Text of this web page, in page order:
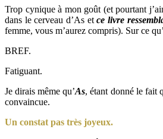
Trop cynique à mon goût (et pourtant
dans le cerveau d’As etce livre
femme, vous m’aurez compris). Sur ce
BREF.
Fatiguant.
Je dirais même qu’As, étant donné le fait
convaincue.
Un constat pas très joyeux.